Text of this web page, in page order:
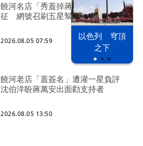
以色列 穹頂
之下
饒河名店「秀蓋掉蔣萬安簽名」遭出
征 網號召刷五星幫補血
2026.08.05 07:59
饒河老店「蓋簽名」遭灌一星負評
沈伯洋盼蔣萬安出面勸支持者
2026.08.05 13:50